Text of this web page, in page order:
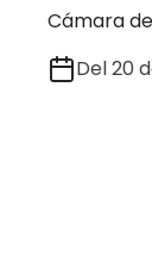
Cámara
Del 20